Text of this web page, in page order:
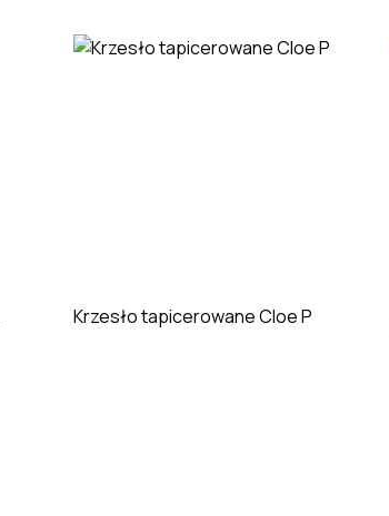
Krzesło tapicerowane Cloe P